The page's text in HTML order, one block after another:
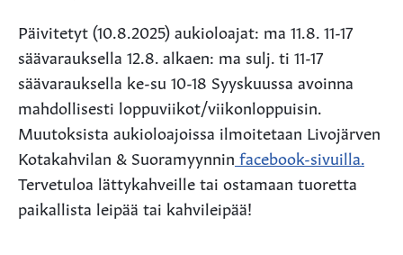
Päivitetyt (10.8.2025) aukioloajat: ma 11.8. 11-17
säävarauksella 12.8. alkaen: ma sulj. ti 11-17
säävarauksella ke-su 10-18 Syyskuussa avoinna
mahdollisesti loppuviikot/viikonloppuisin.
Muutoksista aukioloajoissa ilmoitetaan Livojärven
Kotakahvilan & Suoramyynnin facebook-sivuilla.
Tervetuloa lättykahveille tai ostamaan tuoretta
paikallista leipää tai kahvileipää!